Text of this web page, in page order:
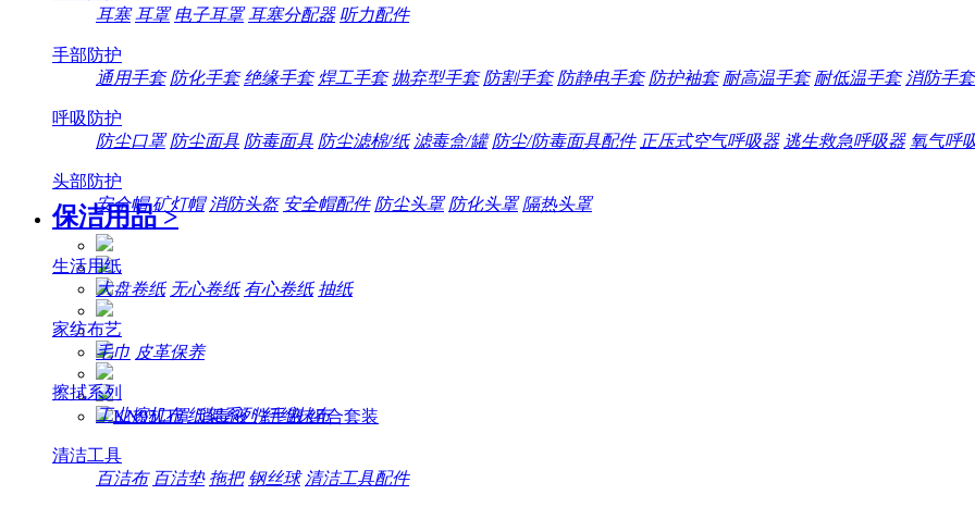
耳塞 耳罩 电子耳罩 耳塞分配器 听力配件
手部防护
通用手套 防化手套 绝缘手套 焊工手套 抛弃型手套 防割手套 防静电手套 防护袖套 耐高温手套 耐低温手套 消防手套
呼吸防护
防尘口罩 防尘面具 防毒面具 防尘滤棉/纸 滤毒盒/罐 防尘/防毒面具配件 正压式空气呼吸器 逃生救急呼吸器 氧气呼
头部防护
安全帽 矿灯帽 消防头盔 安全帽配件 防尘头罩 防化头罩 隔热头罩
保洁用品 >
生活用纸
大盘卷纸 无心卷纸 有心卷纸 抽纸
家纺布艺
毛巾 皮革保养
擦拭系列
工业擦机布 纸架系列 纤维抹布
清洁工具
百洁布 百洁垫 拖把 钢丝球 清洁工具配件